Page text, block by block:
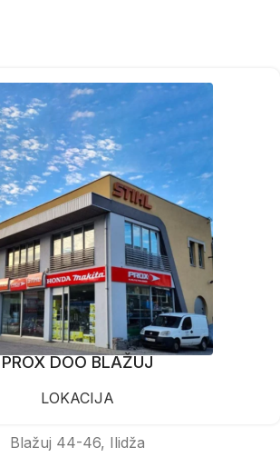
PROX DOO BLAŽUJ
LOKACIJA
Blažuj 44-46, Ilidža